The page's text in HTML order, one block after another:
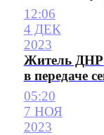
12:06
4 ДЕК
2023
Житель ДНР
в передаче
05:20
7 НОЯ
2023